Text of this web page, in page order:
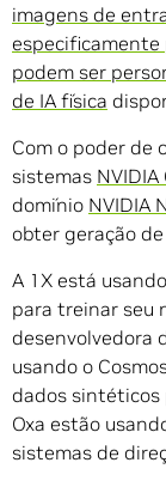
imagens de
especificamente
podem ser
de IA física
Com o poder de
sistemas
domínio NVIDIA
obter geração
A 1X está
para treinar seu
desenvolvedora
usando o
dados sintéticos
Oxa estão
sistemas de